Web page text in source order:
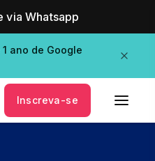
via Whatsapp
ano de Google
Inscreva-se